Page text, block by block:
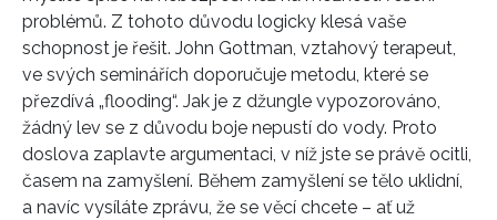
problémů. Z tohoto důvodu logicky klesá vaše
schopnost je řešit. John Gottman, vztahový terapeut,
ve svých seminářích doporučuje metodu, které se
přezdívá „flooding“. Jak je z džungle vypozorováno,
žádný lev se z důvodu boje nepustí do vody. Proto
doslova zaplavte argumentaci, v níž jste se právě ocitli,
časem na zamyšlení. Během zamyšlení se tělo uklidní,
a navíc vysíláte zprávu, že se věcí chcete – ať už